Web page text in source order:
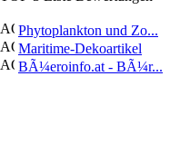
Phytoplankton und Zo...
Maritime-Dekoartikel
BÃ¼eroinfo.at - BÃ¼r...